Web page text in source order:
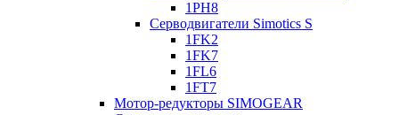
1PH8
Серводвигатели Simotics S
1FK2
1FK7
1FL6
1FT7
Мотор-редукторы SIMOGEAR